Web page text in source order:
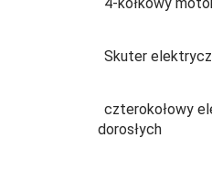
Skuter
czterokołowy
dorosłych